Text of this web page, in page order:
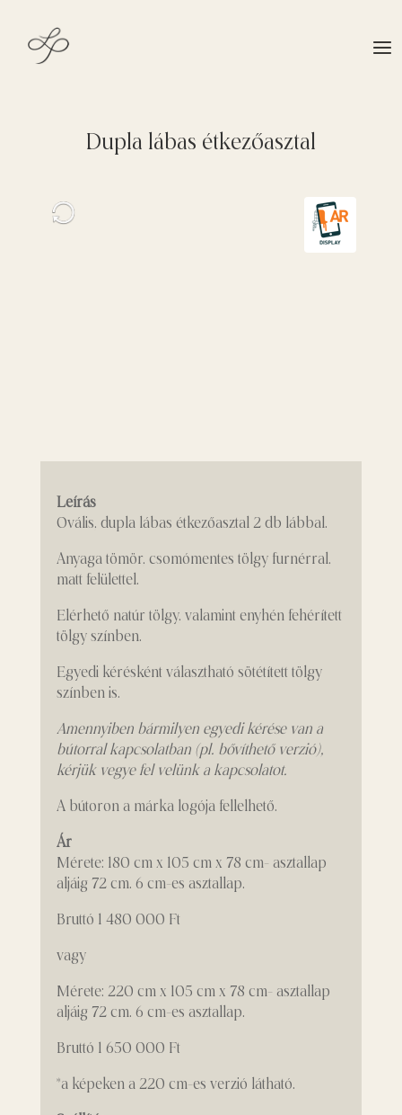
Dupla lábas étkezőasztal
Leírás
Ovális, dupla lábas étkezőasztal 2 db lábbal.
Anyaga tömör, csomómentes tölgy furnérral,
matt felülettel.
Elérhető natúr tölgy, valamint enyhén fehérített
tölgy színben.
Egyedi kérésként választható sötétített tölgy
színben is.
Amennyiben bármilyen egyedi kérése van a
bútorral kapcsolatban (pl. bővíthető verzió),
kérjük vegye fel velünk a kapcsolatot.
A bútoron a márka logója fellelhető.
Ár
Mérete: 180 cm x 105 cm x 78 cm- asztallap
aljáig 72 cm. 6 cm-es asztallap.
Bruttó 1 480 000 Ft
vagy
Mérete: 220 cm x 105 cm x 78 cm- asztallap
aljáig 72 cm. 6 cm-es asztallap.
Bruttó 1 650 000 Ft
*a képeken a 220 cm-es verzió látható.